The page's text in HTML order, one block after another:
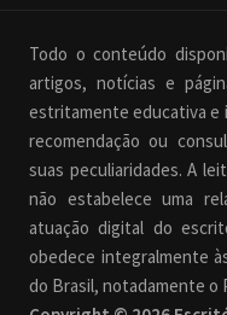
Todo o conteúdo
artigos, notícias e
estritamente educativa e
recomendação ou
suas peculiaridades. A
não estabelece uma
atuação digital do
obedece integralmente
do Brasil, notadamente o